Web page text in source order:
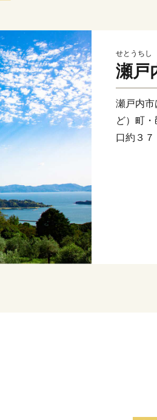
せとうちし
瀬戸
瀬戸内市
ど）町
口約３７
江戸時
部の牛
ーブ園
の心を